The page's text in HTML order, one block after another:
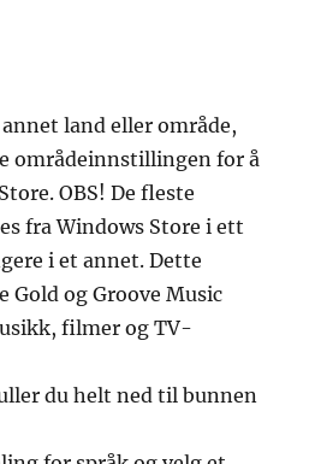
land eller område,
områdeinnstillingen for å
OBS! De fleste
fra Windows Store i ett
i et annet. Dette
Gold og Groove Music
filmer og TV-
du helt ned til bunnen